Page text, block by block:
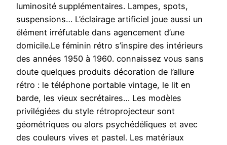
luminosité supplémentaires. Lampes, spots,
suspensions… L’éclairage artificiel joue aussi un
élément irréfutable dans agencement d’une
domicile.Le féminin rétro s’inspire des intérieurs
des années 1950 à 1960. connaissez vous sans
doute quelques produits décoration de l’allure
rétro : le téléphone portable vintage, le lit en
barde, les vieux secrétaires… Les modèles
privilégiées du style rétroprojecteur sont
géométriques ou alors psychédéliques et avec
des couleurs vives et pastel. Les matériaux